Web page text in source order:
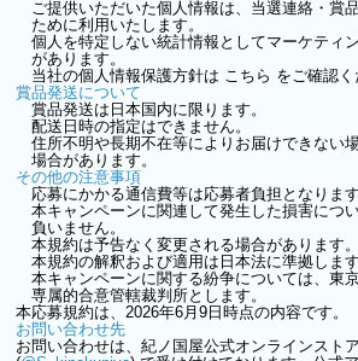
ご提供いただいた個人情報は、当選連絡・賞
ために利用いたします。
個人を特定しない統計情報としてマーケティ
があります。
当社の個人情報保護方針は こちら をご確認く
賞品発送について
賞品発送は日本国内に限ります。
配送日時の指定はできません。
住所不明や長期不在等によりお届けできない
場合があります。
その他の注意事項
応募にかかる通信費等は応募者負担となります
本キャンペーンに関連して発生した損害につ
負いません。
本規約は予告なく変更される場合があります。
本規約の解釈および適用は日本法に準拠します
本キャンペーンに関する紛争については、東
専属的合意管轄裁判所とします。
本応募規約は、2026年6月9日時点の内容です。
お問い合わせ先
お問い合わせは、紀ノ国屋公式オンラインスト